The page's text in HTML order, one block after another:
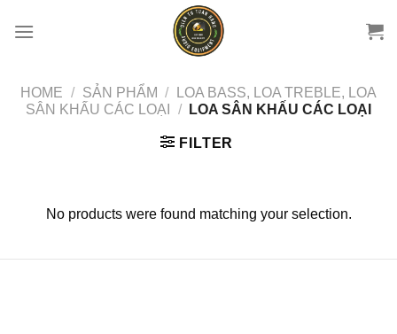
đến
HOME / SẢN PHẨM /
LOA BASS, LOA TREBLE, LOA
SÂN KHẤU CÁC LOẠI
/ LOA SÂN KHẤU CÁC LOẠI
FILTER
No products were found matching your selection.